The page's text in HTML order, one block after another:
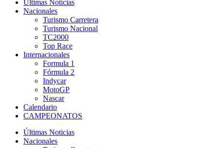
Últimas Noticias
Nacionales
Turismo Carretera
Turismo Nacional
TC2000
Top Race
Internacionales
Formula 1
Fórmula 2
Indycar
MotoGP
Nascar
Calendario
CAMPEONATOS
Últimas Noticias
Nacionales